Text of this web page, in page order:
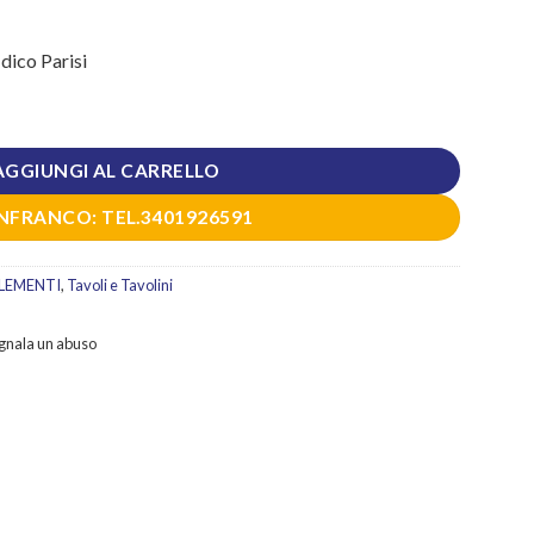
Parisi
AL CARRELLO
TEL.3401926591
, Tavoli e Tavolini
un abuso